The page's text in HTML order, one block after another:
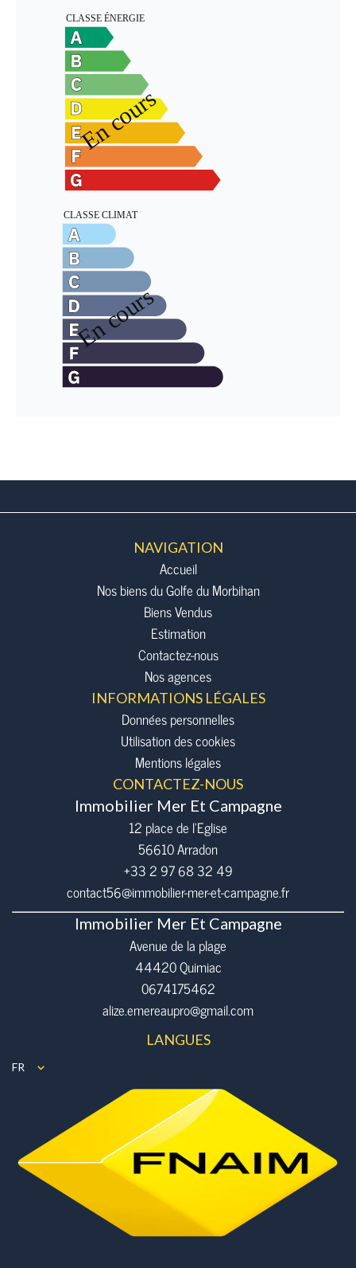
NAVIGATION
Accueil
Nos biens du Golfe du Morbihan
Biens Vendus
Estimation
Contactez-nous
Nos agences
INFORMATIONS LÉGALES
Données personnelles
Utilisation des cookies
Mentions légales
CONTACTEZ-NOUS
Immobilier Mer Et Campagne
12 place de l’Eglise
56610Arradon
+33 2 97 68 32 49
contact56@immobilier-mer-et-campagne.fr
Immobilier Mer Et Campagne
Avenue de la plage
44420 Quimiac
0674175462
alize.emereaupro@gmail.com
LANGUES
FR